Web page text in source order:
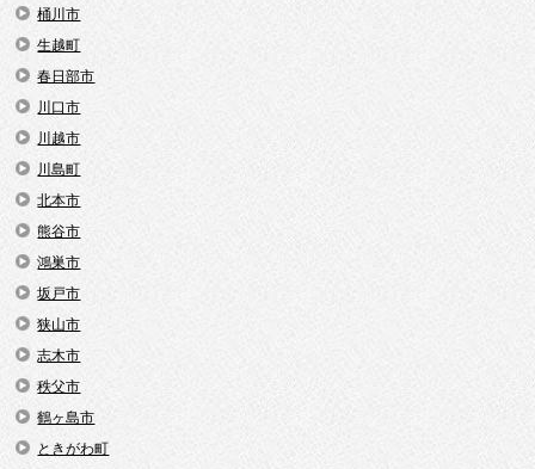
桶川市
生越町
春日部市
川口市
川越市
川島町
北本市
熊谷市
鴻巣市
坂戸市
狭山市
志木市
秩父市
鶴ヶ島市
ときがわ町